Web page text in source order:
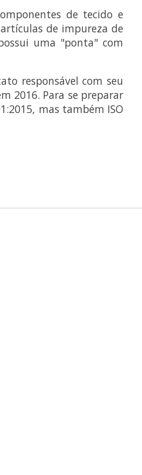
de tecido e
de impureza de
uma "ponta" com
responsável com seu
2016. Para se preparar
mas também ISO